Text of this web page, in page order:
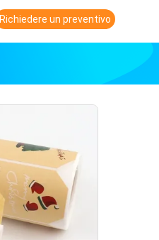
Richiedere un preventivo